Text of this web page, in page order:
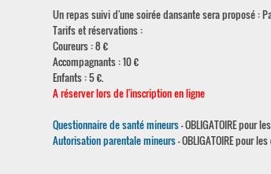
Un repas suivi d'une soirée dansante sera proposé :
Tarifs et réservations :
Coureurs : 8 €
Accompagnants : 10 €
Enfants : 5 €.
A réserver lors de l'inscription en ligne
Questionnaire de santé mineurs- OBLIGATOIRE pour
Autorisation parentale mineurs- OBLIGATOIRE pour